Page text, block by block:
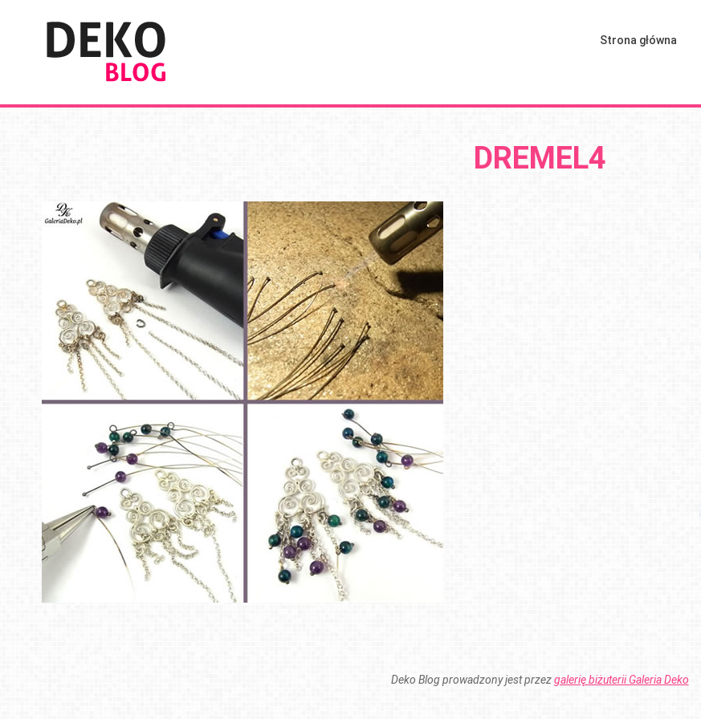
Strona główna
DREMEL4
Deko Blog prowadzony jest przezgalerię biżuterii Galeria Deko